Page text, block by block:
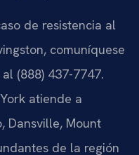
de resistencia al
comuníquese
al (888) 437-7747.
atiende a
Dansville, Mount
de la región